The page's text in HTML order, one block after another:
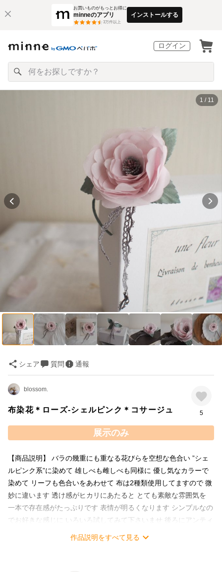
お買いものがもっとお得に
minneのアプリ
3万件以上
インストールする
ログイン
1 / 11
シェア 質問 通報
blossom.
布染花＊ローズ-シェルピンク＊コサージュ 5
展示のみ
【商品説明】 バラの幾重にも重なる花びらを空想な色合い ”シェ
ルピンク系”に染めて 雄しべも雌しべも同様に 優し気なカラーで
染めて リーフも色合いをあわせて 布は2種類使用してますので 微
妙に違います 透け感がヒカリにあたると とても素敵な雰囲気を
一本で存在感がたっぷりです 表情が明るくなります シンプルなの
でお好きな感じに いろいろ試してみて下さいませ 後ろにアンティ
ークコサージュピンが付きます アンティークなグレージュパープ
作品説明をすべて見る